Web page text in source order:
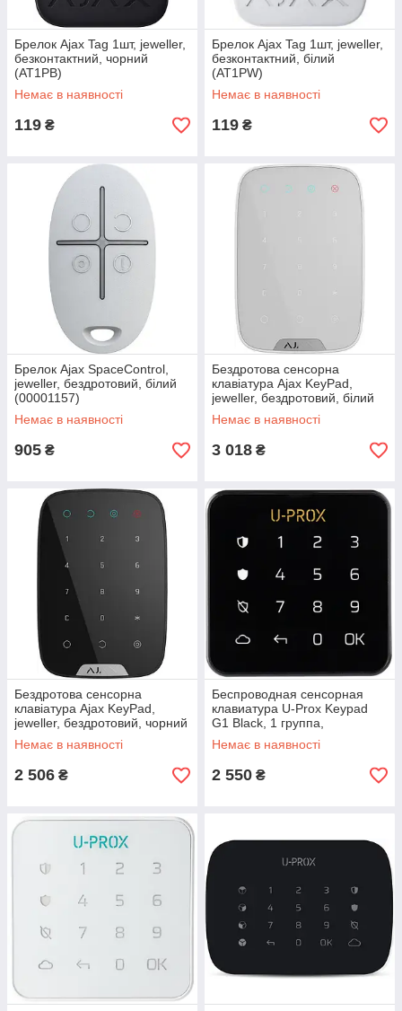
Брелок Ajax Tag 1шт, jeweller,
безконтактний, чорний
(AT1PB)
Немає в наявності
119 ₴
Брелок Ajax Tag 1шт, jeweller,
безконтактний, білий
(AT1PW)
Немає в наявності
119 ₴
Брелок Ajax SpaceControl,
jeweller, бездротовий, білий
(00001157)
Немає в наявності
905 ₴
Бездротова сенсорна
клавіатура Ajax KeyPad,
jeweller, бездротовий, білий
(8706.12.WH1) (00005652)
Немає в наявності
3 018 ₴
Бездротова сенсорна
клавіатура Ajax KeyPad,
jeweller, бездротовий, чорний
(00005653)
Немає в наявності
2 506 ₴
Беспроводная сенсорная
клавиатура U-Prox Keypad
G1 Black, 1 группа,
беспроводной, черный
(4820261370140)
Немає в наявності
2 550 ₴